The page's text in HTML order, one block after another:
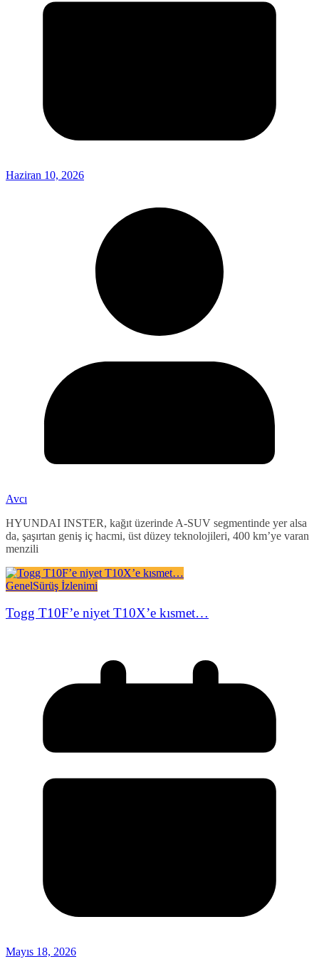
Haziran 10, 2026
Avcı
HYUNDAI INSTER, kağıt üzerinde A-SUV segmentinde yer alsa
da, şaşırtan geniş iç hacmi, üst düzey teknolojileri, 400 km’ye varan
menzili
GenelSürüş İzlenimi
Togg T10F’e niyet T10X’e kısmet…
Mayıs 18, 2026